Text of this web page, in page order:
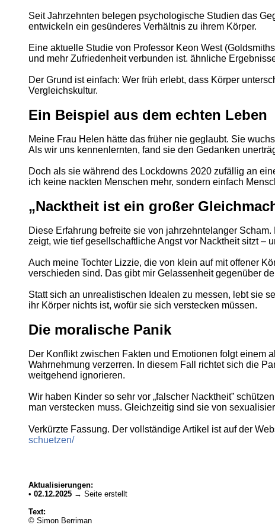
Seit Jahrzehnten belegen psychologische Studien das
entwickeln ein gesünderes Verhältnis zu ihrem Körper.
Eine aktuelle Studie von Professor Keon West
und mehr Zufriedenheit verbunden ist. ähnliche
Der Grund ist einfach: Wer früh erlebt, dass Körper
Vergleichskultur.
Ein Beispiel aus dem echten Leben
Meine Frau Helen hätte das früher nie geglaubt. Sie
Als wir uns kennenlernten, fand sie den Gedanken
Doch als sie während des Lockdowns 2020 zufällig an
ich keine nackten Menschen mehr, sondern einfach
„Nacktheit ist ein großer
Diese Erfahrung befreite sie von jahrzehntelanger
zeigt, wie tief gesellschaftliche Angst vor Nacktheit sitzt –
Auch meine Tochter Lizzie, die von klein auf mit offener
verschieden sind. Das gibt mir Gelassenheit gegenüber
Statt sich an unrealistischen Idealen zu messen, lebt sie
ihr Körper nichts ist, wofür sie sich verstecken müssen.
Die moralische Panik
Der Konflikt zwischen Fakten und Emotionen folgt einem
Wahrnehmung verzerren. In diesem Fall richtet sich die
weitgehend ignorieren.
Wir haben Kinder so sehr vor „falscher Nacktheit”
man verstecken muss. Gleichzeitig sind sie von
Verkürzte Fassung. Der vollständige Artikel ist auf der
schuetzen/
Aktualisierungen:
• 02.12.2025 → Seite erstellt
Text:
© Simon Berriman